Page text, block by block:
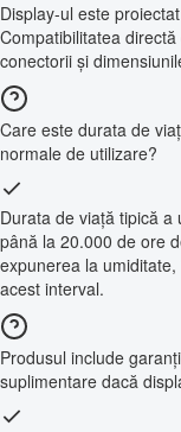
Display-ul este
Compatibilitatea
conectorii și
Care este durata de
normale de utilizare?
Durata de viață tipică a
până la 20.000 de ore
expunerea la
acest interval.
Produsul include
suplimentare dacă